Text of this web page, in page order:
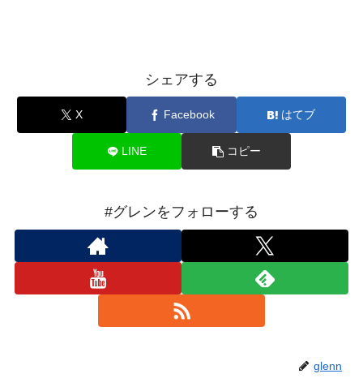
シェアする
X Facebook はてブ
LINE コピー
#グレンをフォローする
glenn